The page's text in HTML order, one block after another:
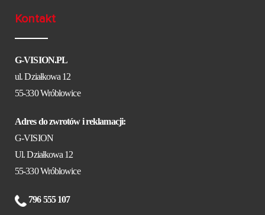
Kontakt
G-VISION.PL
ul. Działkowa 12
55-330 Wróblowice
Adres do zwrotów i reklamacji:
G-VISION
Ul. Działkowa 12
55-330 Wróblowice
796 555 107